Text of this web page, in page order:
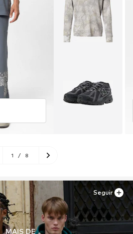
1 / 8
MAIS DE
Seguir